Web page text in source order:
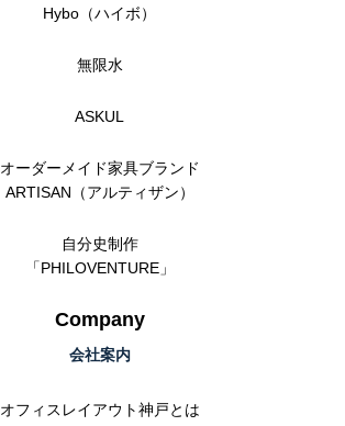
Hybo（ハイボ）
無限水
ASKUL
オーダーメイド家具ブランド
ARTISAN（アルティザン）
自分史制作
「PHILOVENTURE」
Company
会社案内
オフィスレイアウト神戸とは